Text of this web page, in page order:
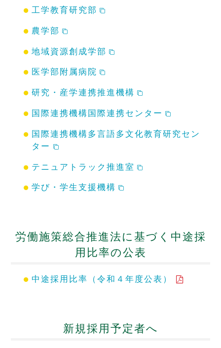
工学教育研究部
農学部
地域資源創成学部
医学部附属病院
研究・産学連携推進機構
国際連携機構国際連携センター
国際連携機構多言語多文化教育研究セン
ター
テニュアトラック推進室
学び・学生支援機構
労働施策総合推進法に基づく中途採
用比率の公表
中途採用比率（令和４年度公表）
新規採用予定者へ